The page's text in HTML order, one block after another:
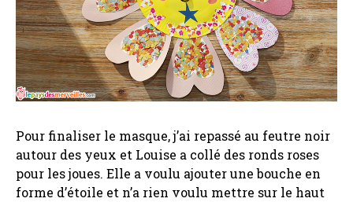
Pour finaliser le masque, j’ai repassé au feutre noir
autour des yeux et Louise a collé des ronds roses
pour les joues. Elle a voulu ajouter une bouche en
forme d’étoile et n’a rien voulu mettre sur le haut